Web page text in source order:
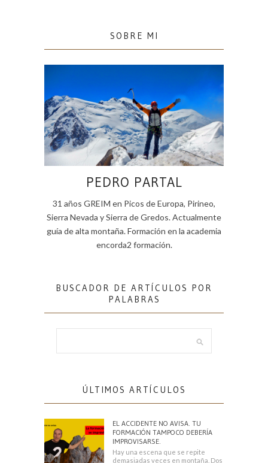
SOBRE MI
PEDRO PARTAL
31 años GREIM en Picos de Europa, Pirineo,
Sierra Nevada y Sierra de Gredos. Actualmente
guía de alta montaña. Formación en la academia
encorda2 formación.
BUSCADOR DE ARTÍCULOS POR
PALABRAS
ÚLTIMOS ARTÍCULOS
EL ACCIDENTE NO AVISA. TU
FORMACIÓN TAMPOCO DEBERÍA
IMPROVISARSE.
Hay una escena que se repite
demasiadas veces en montaña. Dos